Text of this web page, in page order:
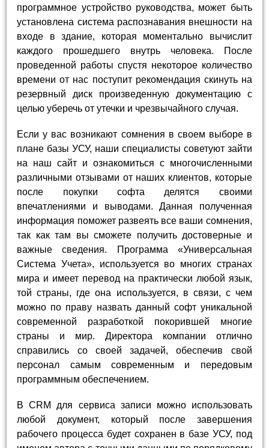
программное устройство руководства, может быть
установлена система распознавания внешности на
входе в здание, которая моментально вычислит
каждого прошедшего внутрь человека. После
проведенной работы спустя некоторое количество
времени от нас поступит рекомендация скинуть на
резервный диск произведенную документацию с
целью уберечь от утечки и чрезвычайного случая.
Если у вас возникают сомнения в своем выборе в
плане базы УСУ, наши специалисты советуют зайти
на наш сайт и ознакомиться с многочисленными
различными отзывами от наших клиентов, которые
после покупки софта делятся своими
впечатлениями и выводами. Данная полученная
информация поможет развеять все ваши сомнения,
так как там вы сможете получить достоверные и
важные сведения. Программа «Универсальная
Система Учета», используется во многих странах
мира и имеет перевод на практически любой язык,
той страны, где она используется, в связи, с чем
можно по праву назвать данный софт уникальной
современной разработкой покорившей многие
страны и мир. Директора компании отлично
справились со своей задачей, обеспечив свой
персонал самым современным и передовым
программным обеспечением.
В CRM для сервиса записи можно использовать
любой документ, который после завершения
рабочего процесса будет сохранен в базе УСУ, под